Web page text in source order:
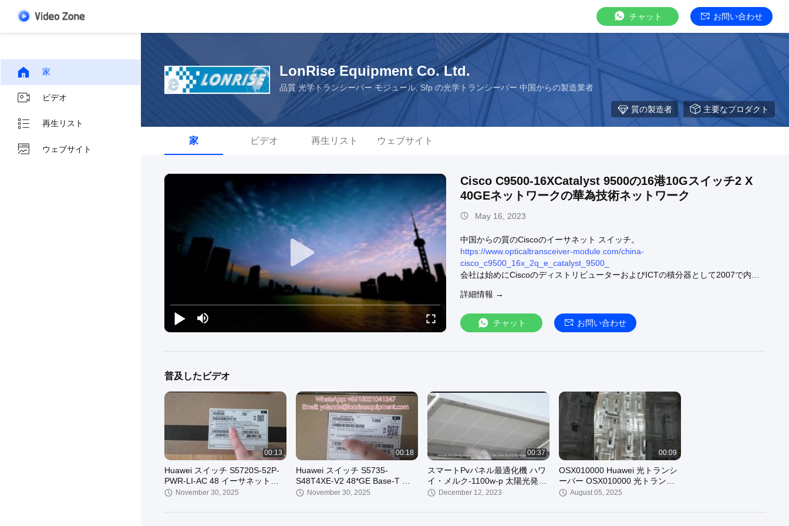
チャット お問い合わせ
家
ビデオ
再生リスト
ウェブサイト
LonRise Equipment Co. Ltd.
品質 光学トランシーバー モジュール, Sfp の光学トランシーバー 中国からの製造業者
質の製造者 主要なプロダクト
家 ビデオ 再生リスト ウェブサイト
Cisco C9500-16XCatalyst 9500の16港10Gスイッチ2 X
40GEネットワークの華為技術ネットワーク
May 16, 2023
中国からの質のCiscoのイーサネット スイッチ。
https://www.opticaltransceiver-module.com/china-
cisco_c9500_16x_2q_e_catalyst_9500_
会社は始めにCiscoのディストリビューターおよびICTの積分器として2007で内政
ワーク機器の転売者であるためにビジネスを拡張した。5年の不動の開発の後で、
評判を所有した全体的なICTハードウェア製造者として道で歩んだ。
C1000-48T-4X-L
C9200L-24T-4G-CE
C9200L-48P-4X-CA
C9200L-24T-4X-CA
C9200L-24T-4G-E
C9200L-48T-4G-E
C9200L-24P-4G-E
C9200L-48T-4X-E
C9200L-24P-4X-CA
詳細情報 →
チャット お問い合わせ
普及したビデオ
00:13
Huawei スイッチ S5720S-52P-
PWR-LI-AC 48 イーサネット
10/100/1000 ポート 4 ギガ SFP
November 30, 2025
00:18
Huawei スイッチ S5735-
S48T4XE-V2 48*GE Base-T ポ
ート 4*10GE SFP+ ポート
November 30, 2025
00:37
スマートPvパネル最適化機 ハワ
イ・メルク-1100w-p 太陽光発電
最適化機 1100w 高効率
December 12, 2023
00:09
OSX010000 Huawei 光トランシ
ーバー OSX010000 光トランシ
ーバー SFP+ 10G シングルモー
August 05, 2025